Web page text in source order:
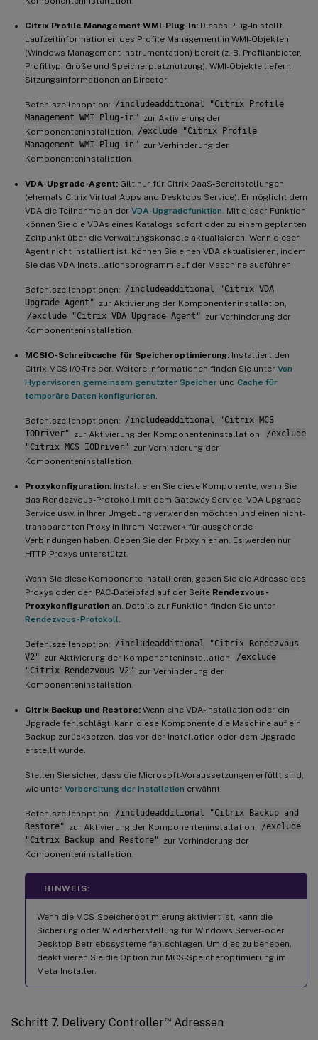
Citrix Profile Management WMI-Plug-In: Dieses Plug-In stellt
Laufzeitinformationen des Profile Management in WMI-Objekten
(Windows Management Instrumentation) bereit (z. B. Profilanbieter,
Profiltyp, Größe und Speicherplatznutzung). WMI-Objekte liefern
Sitzungsinformationen an Director.
Befehlszeilenoption: /includeadditional "Citrix Profile
Management WMI Plug-in" zur Aktivierung der
Komponenteninstallation,
/exclude "Citrix Profile
Management WMI Plug-in" zur Verhinderung der
Komponenteninstallation.
VDA-Upgrade-Agent: Gilt nur für Citrix DaaS-Bereitstellungen
(ehemals Citrix Virtual Apps and Desktops Service). Ermöglicht dem
VDA die Teilnahme an der VDA-Upgradefunktion . Mit dieser Funktion
können Sie die VDAs eines Katalogs sofort oder zu einem geplanten
Zeitpunkt über die Verwaltungskonsole aktualisieren. Wenn dieser
Agent nicht installiert ist, können Sie einen VDA aktualisieren, indem
Sie das VDA-Installationsprogramm auf der Maschine ausführen.
Befehlszeilenoptionen: /includeadditional "Citrix VDA
Upgrade Agent" zur Aktivierung der Komponenteninstallation,
/exclude "Citrix VDA Upgrade Agent" zur Verhinderung der
Komponenteninstallation.
MCSIO-Schreibcache für Speicheroptimierung: Installiert den
Citrix MCS I/O-Treiber. Weitere Informationen finden Sie unter Von
Hypervisoren gemeinsam genutzter Speicher und Cache für
temporäre Daten konfigurieren
Befehlszeilenoptionen: /includeadditional "Citrix MCS
IODriver" zur Aktivierung der Komponenteninstallation,
/exclude
"Citrix MCS IODriver" zur Verhinderung der
Komponenteninstallation.
Proxykonfiguration: Installieren Sie diese Komponente, wenn Sie
das Rendezvous-Protokoll mit dem Gateway Service, VDA Upgrade
Service usw. in Ihrer Umgebung verwenden möchten und einen nicht-
transparenten Proxy in Ihrem Netzwerk für ausgehende
Verbindungen haben. Geben Sie den Proxy hier an. Es werden nur
HTTP-Proxys unterstützt.
Wenn Sie diese Komponente installieren, geben Sie die Adresse des
Proxys oder den PAC-Dateipfad auf der Seite Rendezvous-
Proxykonfiguration an. Details zur Funktion finden Sie unter
Rendezvous-Protokoll
Befehlszeilenoption: /includeadditional "Citrix Rendezvous
V2" zur Aktivierung der Komponenteninstallation,
/exclude
"Citrix Rendezvous V2" zur Verhinderung der
Komponenteninstallation.
Citrix Backup und Restore: Wenn eine VDA-Installation oder ein
Upgrade fehlschlägt, kann diese Komponente die Maschine auf ein
Backup zurücksetzen, das vor der Installation oder dem Upgrade
erstellt wurde.
Stellen Sie sicher, dass die Microsoft-Voraussetzungen erfüllt sind,
wie unter Vorbereitung der Installation erwähnt.
Befehlszeilenoption: /includeadditional "Citrix Backup and
Restore" zur Aktivierung der Komponenteninstallation,
/exclude
"Citrix Backup and Restore" zur Verhinderung der
Komponenteninstallation.
HINWEIS:
Wenn die MCS-Speicheroptimierung aktiviert ist, kann die
Sicherung oder Wiederherstellung für Windows Server- oder
Desktop-Betriebssysteme fehlschlagen. Um dies zu beheben,
deaktivieren Sie die Option zur MCS-Speicheroptimierung im
Meta-Installer.
Schritt 7. Delivery Controller™Adressen